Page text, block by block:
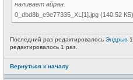
наливает айран.
0_dbd8b_e9e77335_XL[1].jpg (140.52
Последний раз редактировалось Эндрью
редактировалось 1 раз.
Вернуться к началу